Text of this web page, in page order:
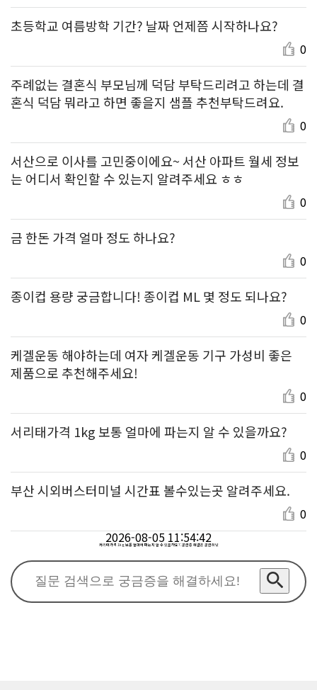
초등학교 여름방학 기간? 날짜 언제쯤 시작하나요?
0
주례없는 결혼식 부모님께 덕담 부탁드리려고 하는데 결
혼식 덕담 뭐라고 하면 좋을지 샘플 추천부탁드려요.
0
서산으로 이사를 고민중이에요~ 서산 아파트 월세 정보
는 어디서 확인할 수 있는지 알려주세요 ㅎㅎ
0
금 한돈 가격 얼마 정도 하나요?
0
종이컵 용량 궁금합니다! 종이컵 ML 몇 정도 되나요?
0
케겔운동 해야하는데 여자 케겔운동 기구 가성비 좋은
제품으로 추천해주세요!
0
서리태가격 1kg 보통 얼마에 파는지 알 수 있을까요?
0
부산 시외버스터미널 시간표 볼수있는곳 알려주세요.
0
2026-08-05 11:54:42
서리태가격 1kg 보통 얼마에 파는지 알 수 있을까요? : 궁금증 해결은 궁금하넷